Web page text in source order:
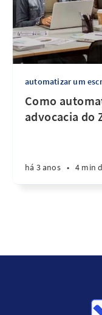
automatizar um
Como
advocacia do
há 3 anos • 4 min